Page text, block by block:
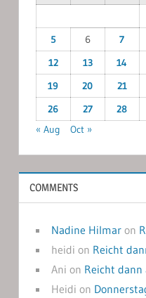
5
6 7
12
13 14
19
20 21
26
27 28
« Aug
Oct »
COMMENTS
Nadine Hilmaron
heidi on Reicht
Ani on Reicht dann
Heidi on